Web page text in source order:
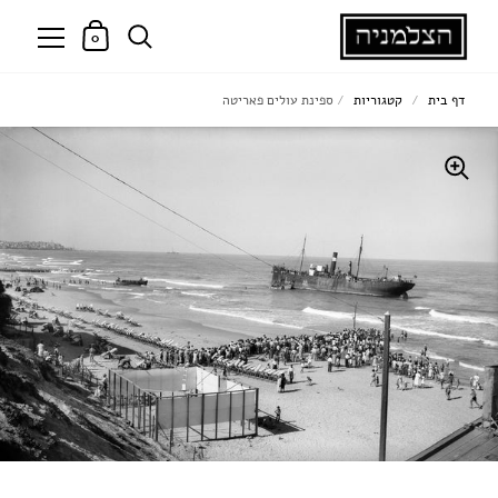
0
דף בית / קטגוריות / ספינת עולים פאריטה